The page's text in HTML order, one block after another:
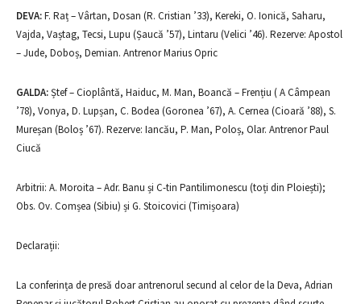
DEVA:F. Raț – Vârtan, Dosan (R. Cristian ’33), Kereki, O. Ionică, Saharu,
Vajda, Vaștag, Tecsi, Lupu (Șaucă ’57), Lintaru (Velici ’46). Rezerve: Apostol
– Jude, Doboș, Demian. Antrenor Marius Opric
GALDA:Ștef – Cioplântă, Haiduc, M. Man, Boancă – Frențiu ( A Câmpean
’78), Vonya, D. Lupșan, C. Bodea (Goronea ’67), A. Cernea (Cioară ’88), S.
Mureșan (Boloș ’67). Rezerve: Iancău, P. Man, Poloș, Olar. Antrenor Paul
Ciucă
Arbitrii: A. Moroita – Adr. Banu și C-tin Pantilimonescu (toți din Ploiești);
Obs. Ov. Comșea (Sibiu) și G. Stoicovici (Timișoara)
Declarații:
La conferința de presă doar antrenorul secund al celor de la Deva, Adrian